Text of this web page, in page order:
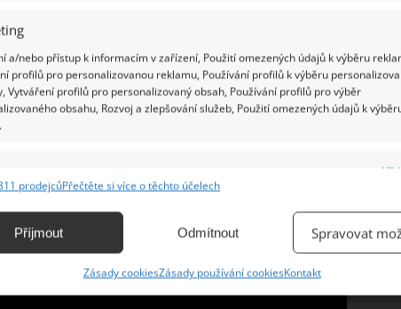
a/nebo přístup k informacím v zařízení, Použití omezených údajů k výběru
profilů pro personalizovanou reklamu, Používání profilů k výběru
Vytváření profilů pro personalizovaný obsah, Používání profilů pro výběr
obsahu, Rozvoj a zlepšování služeb, Použití omezených údajů k
zařízení na základě automaticky přenášených informací.
aktivně vyžádaných informací.
prodejcůPřečtěte si více o těchto účelech
Příjmout Odmítnout Spravovat
Zásady cookiesZásady používání cookiesKontakt